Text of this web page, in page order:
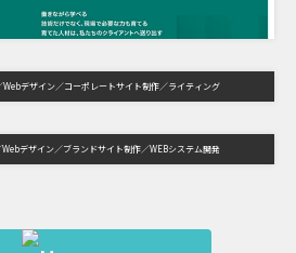
Webデザイン コーポレートサイト制作 ライティング
Webデザイン ブランドサイト制作 WEBシステム開発